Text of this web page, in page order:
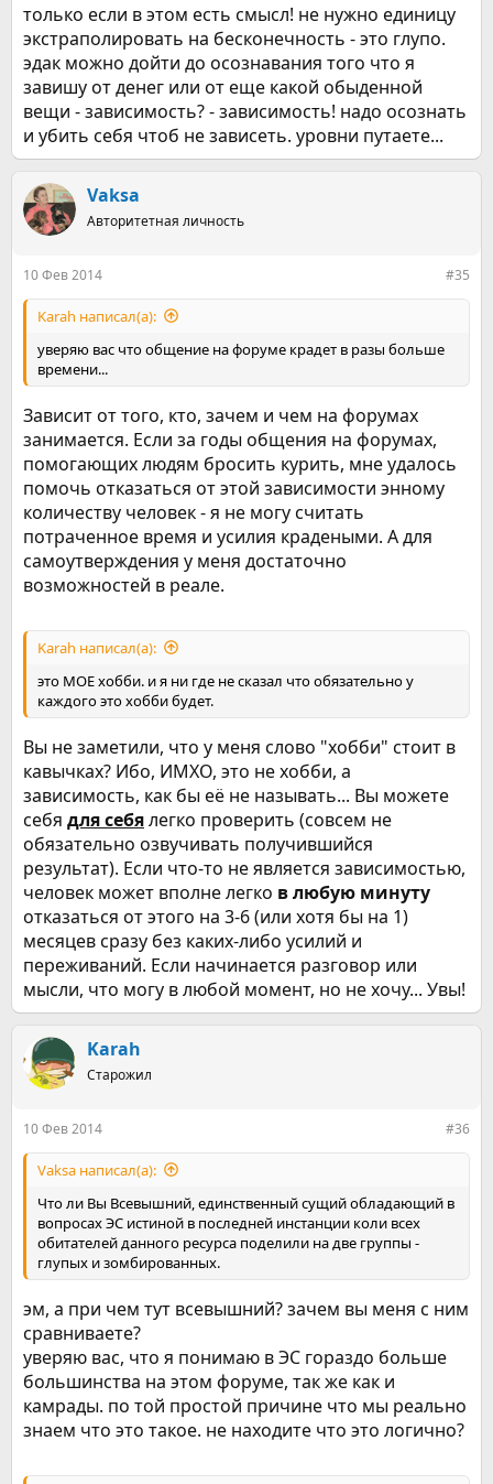
только если в этом есть смысл! не нужно единицу
экстраполировать на бесконечность - это глупо.
эдак можно дойти до осознавания того что я
завишу от денег или от еще какой обыденной
вещи - зависимость? - зависимость! надо осознать
и убить себя чтоб не зависеть. уровни путаете...
Vaksa
Авторитетная личность
10 Фев 2014 #35
Karah написал(а):
уверяю вас что общение на форуме крадет в разы больше
времени...
Зависит от того, кто, зачем и чем на форумах
занимается. Если за годы общения на форумах,
помогающих людям бросить курить, мне удалось
помочь отказаться от этой зависимости энному
количеству человек - я не могу считать
потраченное время и усилия крадеными. А для
самоутверждения у меня достаточно
возможностей в реале.
Karah написал(а):
это МОЕ хобби. и я ни где не сказал что обязательно у
каждого это хобби будет.
Вы не заметили, что у меня слово "хобби" стоит в
кавычках? Ибо, ИМХО, это не хобби, а
зависимость, как бы её не называть... Вы можете
себя для себялегко проверить (совсем не
обязательно озвучивать получившийся
результат). Если что-то не является зависимостью,
человек может вполне легко в любую минуту
отказаться от этого на 3-6 (или хотя бы на 1)
месяцев сразу без каких-либо усилий и
переживаний. Если начинается разговор или
мысли, что могу в любой момент, но не хочу... Увы!
Karah
Старожил
10 Фев 2014 #36
Vaksa написал(а):
Что ли Вы Всевышний, единственный сущий обладающий в
вопросах ЭС истиной в последней инстанции коли всех
обитателей данного ресурса поделили на две группы -
глупых и зомбированных.
эм, а при чем тут всевышний? зачем вы меня с ним
сравниваете?
уверяю вас, что я понимаю в ЭС гораздо больше
большинства на этом форуме, так же как и
камрады. по той простой причине что мы реально
знаем что это такое. не находите что это логично?